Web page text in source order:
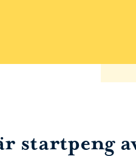
startpeng